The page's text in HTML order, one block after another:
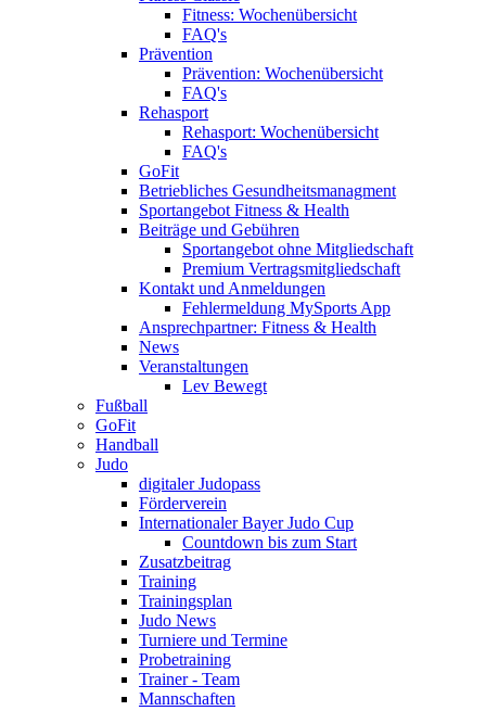
Fitness: Wochenübersicht
FAQ's
Prävention
Prävention: Wochenübersicht
FAQ's
Rehasport
Rehasport: Wochenübersicht
FAQ's
GoFit
Betriebliches Gesundheitsmanagment
Sportangebot Fitness & Health
Beiträge und Gebühren
Sportangebot ohne Mitgliedschaft
Premium Vertragsmitgliedschaft
Kontakt und Anmeldungen
Fehlermeldung MySports App
Ansprechpartner: Fitness & Health
News
Veranstaltungen
Lev Bewegt
Fußball
GoFit
Handball
Judo
digitaler Judopass
Förderverein
Internationaler Bayer Judo Cup
Countdown bis zum Start
Zusatzbeitrag
Training
Trainingsplan
Judo News
Turniere und Termine
Probetraining
Trainer - Team
Mannschaften